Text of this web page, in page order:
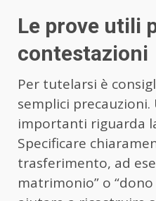
Le prove utili
contestazioni
Per tutelarsi è
semplici precauzioni.
importanti riguarda
Specificare
trasferimento, ad
matrimonio” o